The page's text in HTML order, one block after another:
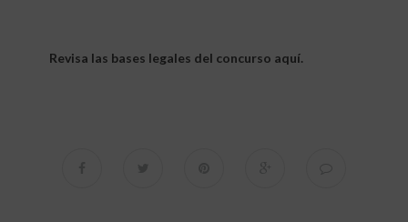
Revisa las bases legales del concurso aquí.